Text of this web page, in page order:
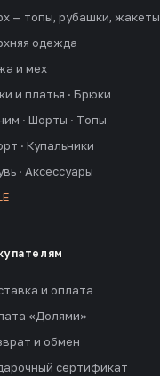
— топы, рубашки, жакеты
одежда
и мех
и платья · Брюки
· Шорты · Топы
· Купальники
· Аксессуары
и оплата
«Долями»
и обмен
сертификат